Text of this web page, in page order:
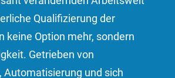
Qualifizierung der
keine Option mehr, sondern
Getrieben von
Automatisierung und sich